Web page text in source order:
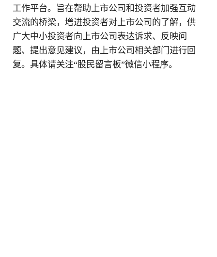
工作平台。旨在帮助上市公司和投资者加强互动
交流的桥梁，增进投资者对上市公司的了解，供
广大中小投资者向上市公司表达诉求、反映问
题、提出意见建议，由上市公司相关部门进行回
复。具体请关注“股民留言板”微信小程序。